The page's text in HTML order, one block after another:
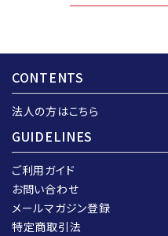
CONTENTS
法人の方はこちら
GUIDELINES
ご利用ガイド
お問い合わせ
メールマガジン登録
特定商取引法